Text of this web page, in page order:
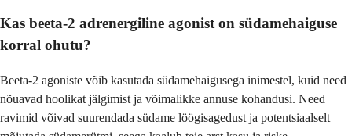
Kas beeta-2 adrenergiline agonist on südamehaiguse
korral ohutu?
Beeta-2 agoniste võib kasutada südamehaigusega inimestel, kuid need
nõuavad hoolikat jälgimist ja võimalikke annuse kohandusi. Need
ravimid võivad suurendada südame löögisagedust ja potentsiaalselt